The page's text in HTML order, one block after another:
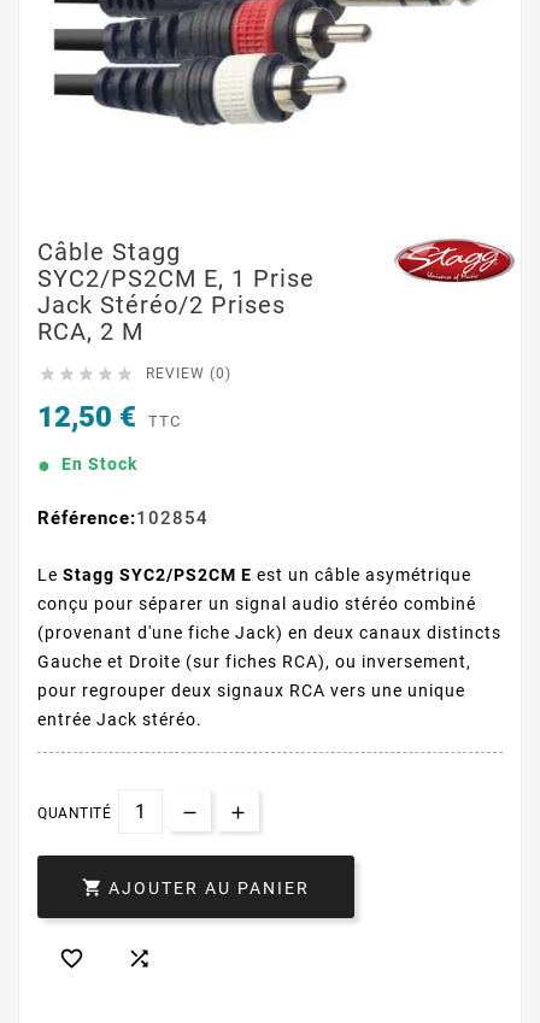
Câble Stagg
SYC2/PS2CM E, 1 Prise
Jack Stéréo/2 Prises
RCA, 2 M
     REVIEW (0)
12,50 € TTC
En Stock
Référence:102854
Le Stagg SYC2/PS2CM E est un câble asymétrique
conçu pour séparer un signal audio stéréo combiné
(provenant d'une fiche Jack) en deux canaux distincts
Gauche et Droite (sur fiches RCA), ou inversement,
pour regrouper deux signaux RCA vers une unique
entrée Jack stéréo.
QUANTITÉ
 AJOUTER AU PANIER
 